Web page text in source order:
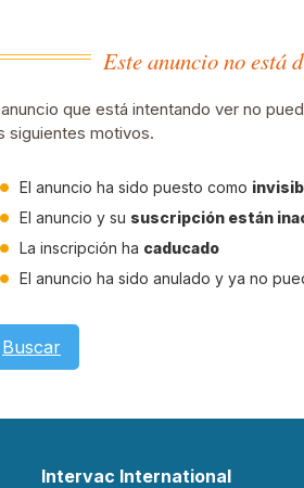
Este anuncio no está
que está intentando ver no
siguientes motivos.
El anuncio ha sido puesto como
El anuncio y su suscripción están
La inscripción ha caducado
El anuncio ha sido anulado y ya no
Buscar
Intervac International